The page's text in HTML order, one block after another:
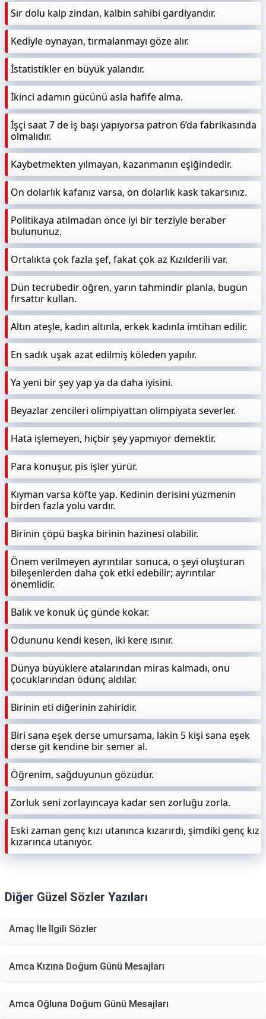
Sır dolu kalp zindan, kalbin sahibi gardiyandır.
Kediyle oynayan, tırmalanmayı göze alır.
İstatistikler en büyük yalandır.
İkinci adamın gücünü asla hafife alma.
İşçi saat 7 de iş başı yapıyorsa patron 6’da fabrikasında
olmalıdır.
Kaybetmekten yılmayan, kazanmanın eşiğindedir.
On dolarlık kafanız varsa, on dolarlık kask takarsınız.
Politikaya atılmadan önce iyi bir terziyle beraber
bulununuz.
Ortalıkta çok fazla şef, fakat çok az Kızılderili var.
Dün tecrübedir öğren, yarın tahmindir planla, bugün
fırsattır kullan.
Altın ateşle, kadın altınla, erkek kadınla imtihan edilir.
En sadık uşak azat edilmiş köleden yapılır.
Ya yeni bir şey yap ya da daha iyisini.
Beyazlar zencileri olimpiyattan olimpiyata severler.
Hata işlemeyen, hiçbir şey yapmıyor demektir.
Para konuşur, pis işler yürür.
Kıyman varsa köfte yap. Kedinin derisini yüzmenin
birden fazla yolu vardır.
Birinin çöpü başka birinin hazinesi olabilir.
Önem verilmeyen ayrıntılar sonuca, o şeyi oluşturan
bileşenlerden daha çok etki edebilir; ayrıntılar
önemlidir.
Balık ve konuk üç günde kokar.
Odununu kendi kesen, iki kere ısınır.
Dünya büyüklere atalarından miras kalmadı, onu
çocuklarından ödünç aldılar.
Birinin eti diğerinin zahiridir.
Biri sana eşek derse umursama, lakin 5 kişi sana eşek
derse git kendine bir semer al.
Öğrenim, sağduyunun gözüdür.
Zorluk seni zorlayıncaya kadar sen zorluğu zorla.
Eski zaman genç kızı utanınca kızarırdı, şimdiki genç kız
kızarınca utanıyor.
Diğer Güzel Sözler Yazıları
Amaç İle İlgili Sözler
Amca Kızına Doğum Günü Mesajları
Amca Oğluna Doğum Günü Mesajları